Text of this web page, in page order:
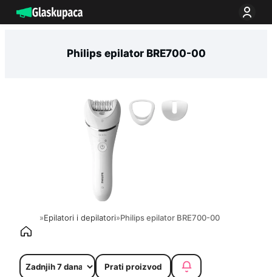
na
Philips epilator BRE700-00
»Epilatori i depilatori»Philips epilator BRE700-00
Prati proizvod